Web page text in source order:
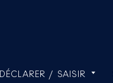
DÉCLARER / SAISIR